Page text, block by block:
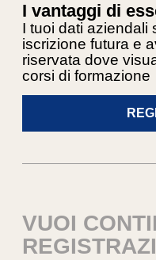
I vantaggi di
I tuoi dati aziendali
iscrizione futura e
riservata dove
corsi di formazione
VUOI